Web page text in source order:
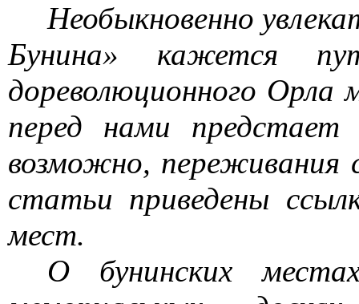
Необыкновенно
Бунина» кажется
дореволюционного
перед нами
возможно, переживания
статьи приведены
мест.
О бунинских